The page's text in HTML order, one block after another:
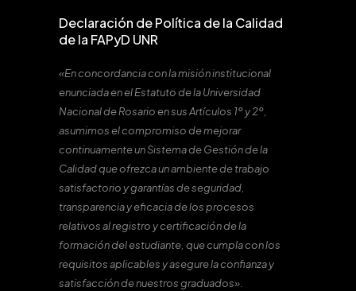
Declaración de Política de la Calidad
de la FAPyD UNR
«En concordancia con la misión institucional
enunciada en el Estatuto de la Universidad
Nacional de Rosario en sus Artículos 1º y 2º,
asumimos el compromiso de mejorar
continuamente un Sistema de Gestión de la
Calidad que ofrezca un ambiente de trabajo
satisfactorio y garantías de seguridad,
transparencia y eficacia de los procesos
relativos al registro y certificación de la
formación del estudiante, que cumpla con los
requisitos aplicables y asegure la confianza y
satisfacción de nuestros graduados».